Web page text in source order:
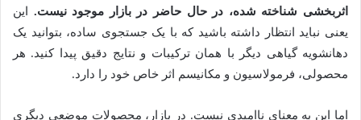
اثربخشی شناخته شده، در حال حاضر در بازار موجود نیست. این
یعنی نباید انتظار داشته باشید که با یک جستجوی ساده، بتوانید یک
دهانشویه گیاهی دیگر با همان ترکیبات و نتایج دقیق پیدا کنید. هر
محصولی، فرمولاسیون و مکانیسم اثر خاص خود را دارد.
اما این به معنای ناامیدی نیست. در بازار، محصولات موضعی دیگری